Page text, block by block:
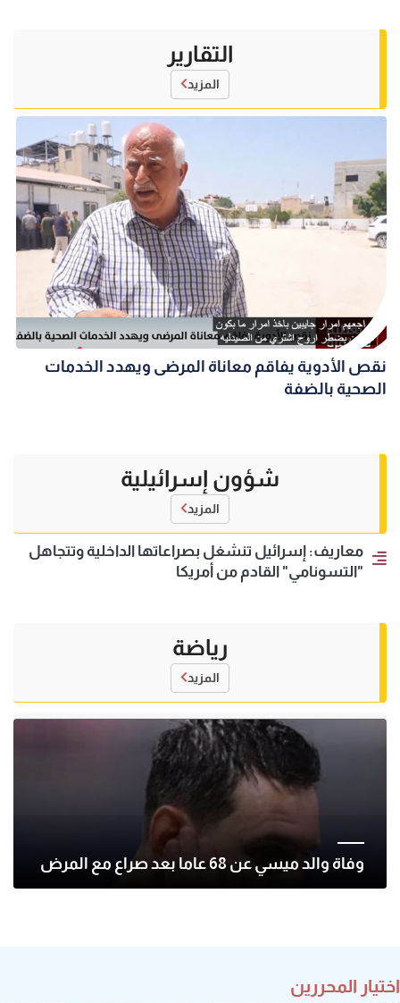
التقارير
المزيد
نقص الأدوية يفاقم معاناة المرضى ويهدد الخدمات
الصحية بالضفة
شؤون إسرائيلية
المزيد
معاريف: إسرائيل تنشغل بصراعاتها الداخلية وتتجاهل
"التسونامي" القادم من أمريكا
رياضة
المزيد
وفاة والد ميسي عن 68 عاما بعد صراع مع المرض
اختيار المحررين